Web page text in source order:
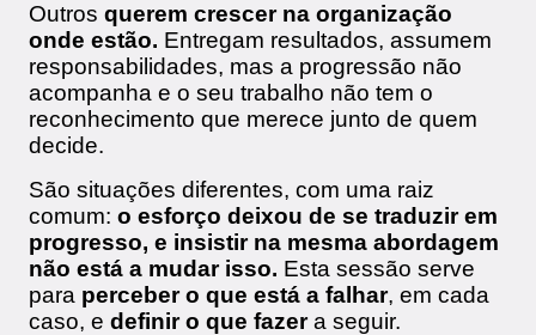
Outros querem crescer na organização
onde estão. Entregam resultados, assumem
responsabilidades, mas a progressão não
acompanha e o seu trabalho não tem o
reconhecimento que merece junto de quem
decide.
São situações diferentes, com uma raiz
comum: o esforço deixou de se traduzir em
progresso, e insistir na mesma abordagem
não está a mudar isso. Esta sessão serve
para perceber o que está a falhar, em cada
caso, e definir o que fazera seguir.